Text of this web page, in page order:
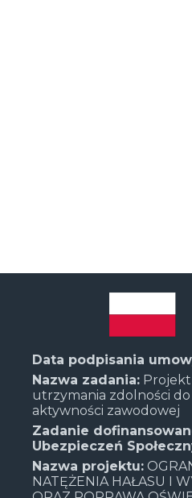
Data podpisania
Nazwa zadania:
utrzymania zdolności do
aktywności zawodowej
Zadanie
Ubezpieczeń
Nazwa projektu:
NATĘŻENIA HAŁASU I